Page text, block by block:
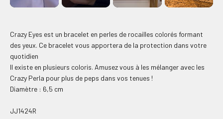
Crazy Eyes est un bracelet en perles de rocailles colorés formant
des yeux. Ce bracelet vous apportera de la protection dans votre
quotidien
Il existe en plusieurs coloris. Amusez vous à les mélanger avec les
Crazy Perla pour plus de peps dans vos tenues !
Diamètre : 6,5 cm
JJ1424R